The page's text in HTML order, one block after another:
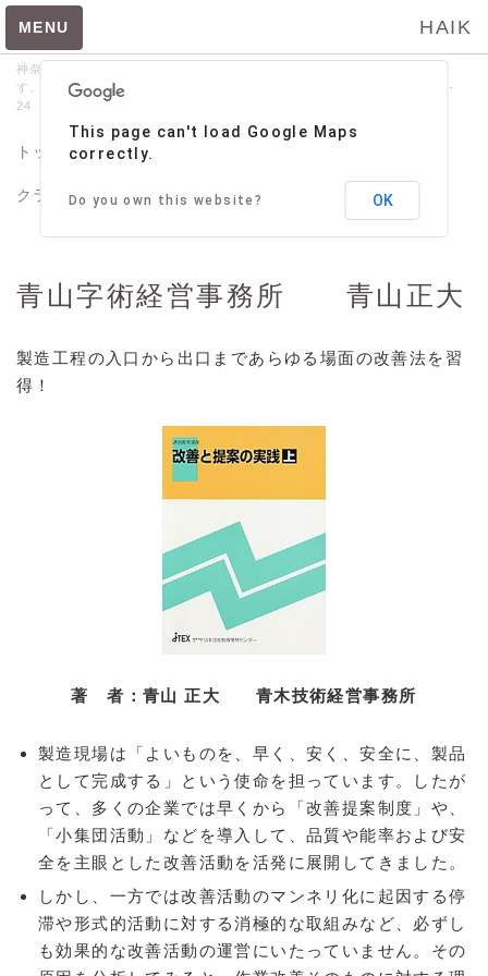
HAIK
MENU
神奈川県立横浜緑ヶ丘高等学校の同窓会｢牧陵会｣が管理･運営しておりま
す。【問い合わせ先】045-664-9020 〒231-0014 横浜市中区常盤町3-
24 サンビル6階
トップ 牧陵会
クラブOB会・同好会 サポート 牧陵美術館
青山字術経営事務所 青山正大
製造工程の入口から出口まであらゆる場面の改善法を習
得！
著 者：青山 正大 青木技術経営事務所
製造現場は「よいものを、早く、安く、安全に、製品
として完成する」という使命を担っています。したが
って、多くの企業では早くから「改善提案制度」や、
「小集団活動」などを導入して、品質や能率および安
全を主眼とした改善活動を活発に展開してきました。
しかし、一方では改善活動のマンネリ化に起因する停
滞や形式的活動に対する消極的な取組みなど、必ずし
も効果的な改善活動の運営にいたっていません。その
This page can't load Google Maps
correctly.
Do you own this website? OK
HP掲載申込メニュー
飲食店メニュー
寿司処 樹の広
浜寿司
うぃーくぽいんと
物販店メニュー
雷神堂横浜根岸店
本牧館
安田屋酒店
松村株式会社
お医者さんメニュー
法律相談メニュー
ヒューマンネットワーク